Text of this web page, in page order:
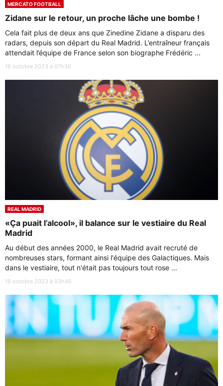
MERCATO FOOTBALL
Zidane sur le retour, un proche lâche une bombe !
Cela fait plus de deux ans que Zinedine Zidane a disparu des
radars, depuis son départ du Real Madrid. L’entraîneur français
attendait l’équipe de France selon son biographe Frédéric ...
18 octobre 2023 à 07h30
REAL MADRID
«Ça puait l’alcool», il balance sur le vestiaire du Real
Madrid
Au début des années 2000, le Real Madrid avait recruté de
nombreuses stars, formant ainsi l'équipe des Galactiques. Mais
dans le vestiaire, tout n'était pas toujours tout rose ...
18 octobre 2023 à 03h45